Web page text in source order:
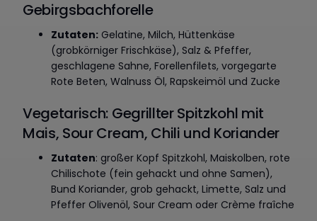
Gebirgsbachforelle
Zutaten: Gelatine, Milch, Hüttenkäse
(grobkörniger Frischkäse), Salz & Pfeffer,
geschlagene Sahne, Forellenfilets, vorgegarte
Rote Beten, Walnuss Öl, Rapskeimöl und Zucke
Vegetarisch: Gegrillter Spitzkohl mit
Mais, Sour Cream, Chili und Koriander
Zutaten: großer Kopf Spitzkohl, Maiskolben, rote
Chilischote (fein gehackt und ohne Samen),
Bund Koriander, grob gehackt, Limette, Salz und
Pfeffer Olivenöl, Sour Cream oder Crème fraîche